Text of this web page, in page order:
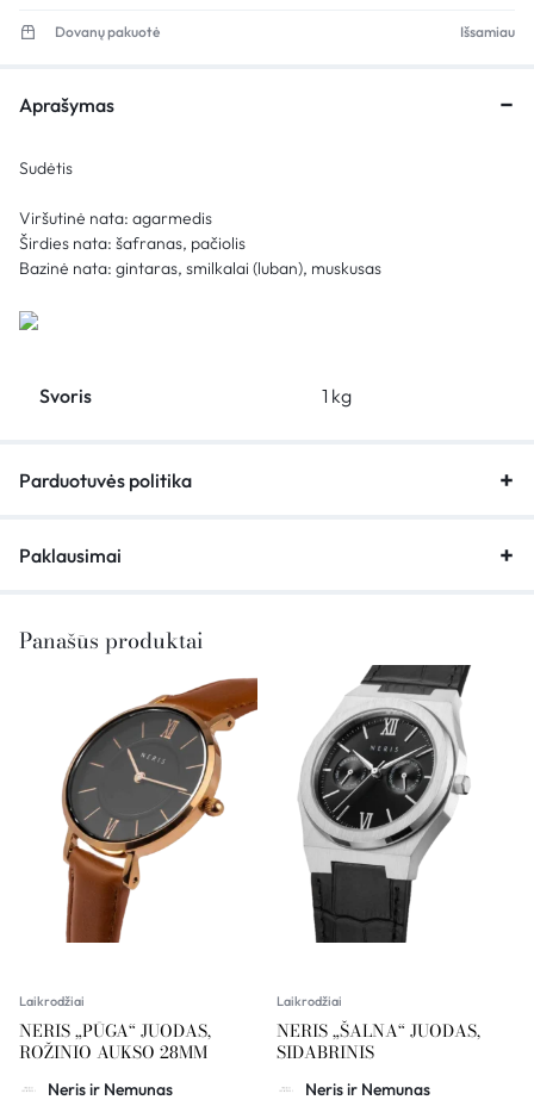
Dovanų pakuotė Išsamiau
Aprašymas
Sudėtis
Viršutinė nata: agarmedis
Širdies nata: šafranas, pačiolis
Bazinė nata: gintaras, smilkalai (luban), muskusas
Svoris 1 kg
Parduotuvės politika
Paklausimai
Panašūs produktai
Laikrodžiai
NERIS „PŪGA“ JUODAS,
ROŽINIO AUKSO 28MM
Neris ir Nemunas
Laikrodžiai
NERIS „ŠALNA“ JUODAS,
SIDABRINIS
Neris ir Nemunas